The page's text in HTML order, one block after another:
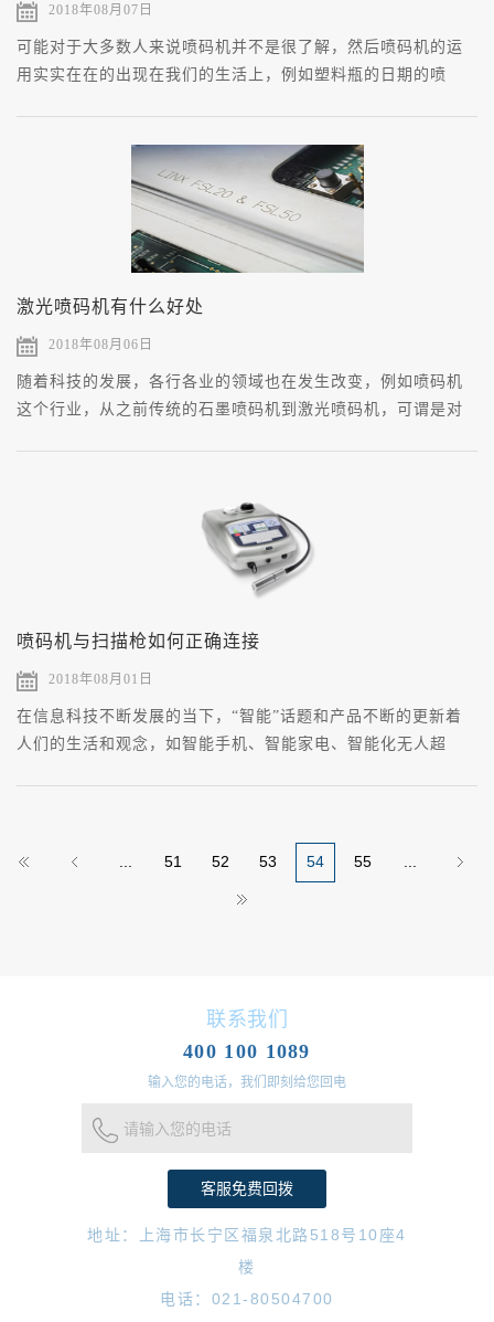
2018年08月07日
可能对于大多数人来说喷码机并不是很了解，然后喷码机的运
用实实在在的出现在我们的生活上，例如塑料瓶的日期的喷
激光喷码机有什么好处
2018年08月06日
随着科技的发展，各行各业的领域也在发生改变，例如喷码机
这个行业，从之前传统的石墨喷码机到激光喷码机，可谓是对
喷码机与扫描枪如何正确连接
2018年08月01日
在信息科技不断发展的当下，“智能”话题和产品不断的更新着
人们的生活和观念，如智能手机、智能家电、智能化无人超
间、检测报告、重量等等信息，这是个人消费者直接能够体验
51 52 53 54 55
联系我们
400 100 1089
输入您的电话，我们即刻给您回电
请输入您的电话
地址：上海市长宁区福泉北路518号10座4
楼
电话：021-80504700